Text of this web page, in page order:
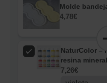
Molde
4,78€
NaturColor –
resina
7,26€